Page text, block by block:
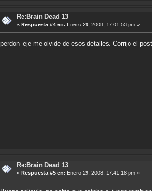
Re:Brain Dead 13
« Respuesta #4 en: Enero 29, 2008, 17:01:53 pm »
perdon jeje me olvide de esos detalles. Corrijo el
Re:Brain Dead 13
« Respuesta #5 en: Enero 29, 2008, 17:41:18 pm »